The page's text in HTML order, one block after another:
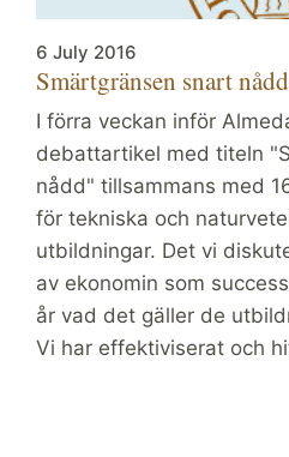
6 July 2016
Smärtgränsen snart
I förra veckan inför
debattartikel med titeln
nådd" tillsammans med
för tekniska och
utbildningar. Det vi
av ekonomin som
år vad det gäller de
Vi har effektiviserat och